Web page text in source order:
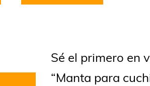
Sé el primero en
“Manta para